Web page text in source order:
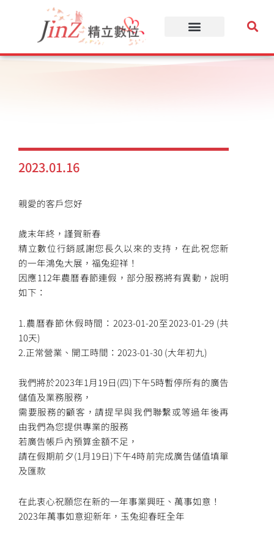
要
2023.01.16
親愛的客戶您好
歲末年終，謹賀新春
精立數位行銷感謝您長久以來的支持，在此祝您新
的一年鴻兔大展，福兔迎祥！
因應112年農曆春節連假，部分服務將有異動，說明
如下：
1.農曆春節休假時間：2023-01-20至2023-01-29 (共
10天)
2.正常營業、開工時間：2023-01-30 (大年初九)
我們將於2023年1月19日(四)下午5時暫停所有的廣告
儲值及業務服務，
需要服務的顧客，請提早與我們聯繫或等過年後再
由我們為您提供專業的服務
若廣告帳戶內預算金額不足，
請在假期前夕(1月19日)下午4時前完成廣告儲值填單
及匯款
在此衷心祝願您在新的一年事業興旺、萬事如意！
2023年萬事如意迎新年，玉兔迎春旺全年